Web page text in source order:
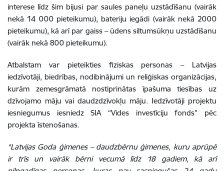
interese līdz šim bijusi par saules paneļu uzstādīšanu (vairāk
nekā 14 000 pieteikumu), bateriju iegādi (vairāk nekā 2000
pieteikumu), kā arī par gaiss – ūdens siltumsūkņu uzstādīšanu
(vairāk nekā 800 pieteikumu).
Atbalstam var pieteikties fiziskas personas – Latvijas
iedzīvotāji, biedrības, nodibinājumi un reliģiskas organizācijas,
kurām zemesgrāmatā nostiprinātas īpašuma tiesības uz
dzīvojamo māju vai daudzdzīvokļu māju. Iedzīvotāji projektu
iesniegumus iesniedz SIA “Vides investīciju fonds” pēc
projekta īstenošanas.
*Latvijas Goda ģimenes – daudzbērnu ģimenes, kuru aprūpē
ir trīs un vairāk bērni vecumā līdz 18 gadiem, kā arī